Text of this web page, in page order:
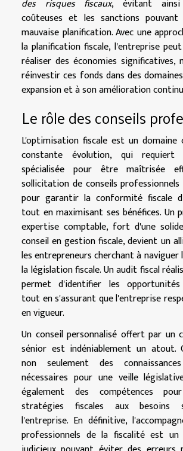
des risques fiscaux, évitant ainsi
coûteuses et les sanctions pouvant
mauvaise planification. Avec une
la planification fiscale, l'entreprise
réaliser des économies significatives,
réinvestir ces fonds dans des
expansion et à son amélioration
Le rôle des conseils
L'optimisation fiscale est un domaine
constante évolution, qui requiert
spécialisée pour être maîtrisée
sollicitation de conseils
pour garantir la conformité fiscale
tout en maximisant ses bénéfices. Un
expertise comptable, fort d'une
conseil en gestion fiscale, devient un
les entrepreneurs cherchant à naviguer
la législation fiscale. Un audit fiscal
permet d'identifier les
tout en s'assurant que l'entreprise
en vigueur.
Un conseil personnalisé offert par un
sénior est indéniablement un atout.
non seulement des
nécessaires pour une veille
également des compétences
stratégies fiscales aux besoins
l'entreprise. En définitive,
professionnels de la fiscalité est un